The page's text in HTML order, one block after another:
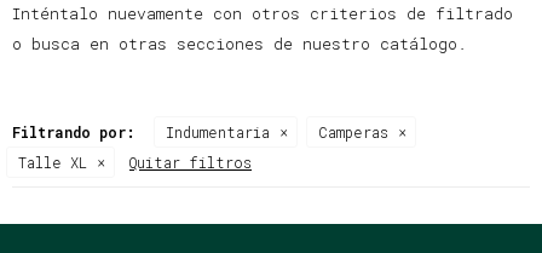
Inténtalo nuevamente con otros criterios de filtrado
o busca en otras secciones de nuestro catálogo.
Filtrando por: Indumentaria
Camperas
Talle XL
Quitar filtros